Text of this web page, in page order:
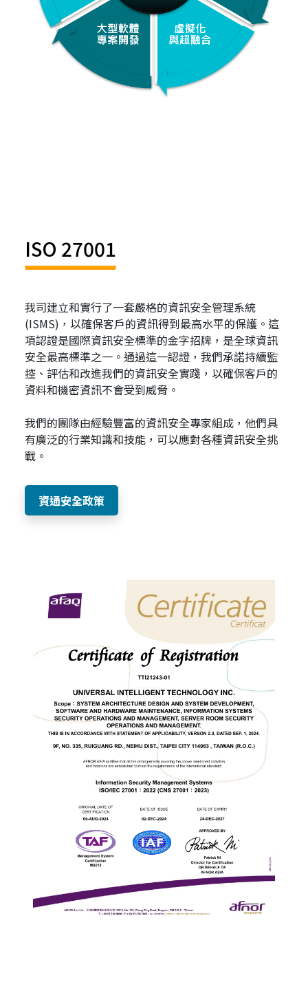
ISO 27001
我司建立和實行了一套嚴格的資訊安全管理系統
(ISMS)，以確保客戶的資訊得到最高水平的保護。這
項認證是國際資訊安全標準的金字招牌，是全球資訊
安全最高標準之一。通過這一認證，我們承諾持續監
控、評估和改進我們的資訊安全實踐，以確保客戶的
資料和機密資訊不會受到威脅。
我們的團隊由經驗豐富的資訊安全專家組成，他們具
有廣泛的行業知識和技能，可以應對各種資訊安全挑
戰。
資通安全政策